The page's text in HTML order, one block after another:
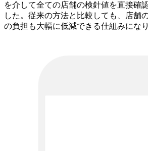
を介して全ての店舗の検針値を直接確
した。従来の方法と比較しても、店舗
の負担も大幅に低減できる仕組みにな